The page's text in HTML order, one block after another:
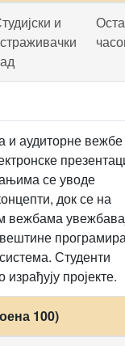
и
и аудиторне вежбе
се уводе
док се на
вежбама
Студенти
пројекте.
100)